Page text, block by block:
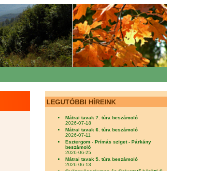
LEGUTÓBBI HÍREINK
Mátrai tavak 7. túra beszámoló
2026-07-18
Mátrai tavak 6. túra beszámoló
2026-07-11
Esztergom - Prímás sziget - Párkány
beszámoló
2026-06-25
Mátrai tavak 5. túra beszámoló
2026-06-13